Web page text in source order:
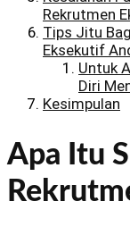
Rekrutmen
Tips Jitu
Eksekutif
Untuk
Diri
Kesimpulan
Apa Itu